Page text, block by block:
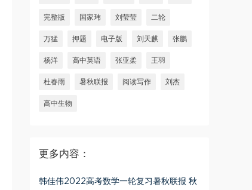
完整版 国家玮 刘莹莹 二轮
万猛 押题 电子版 刘天麒 张鹏
杨洋 高中英语 张亚柔 王羽
杜春雨 暑秋联报 阅读写作 刘杰
高中生物
更多内容：
韩佳伟2022高考数学一轮复习暑秋联报 秋